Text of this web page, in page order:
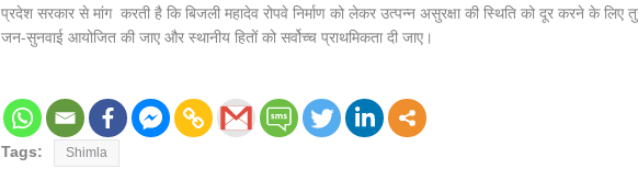
प्रदेश सरकार से मांग करती है कि बिजली महादेव रोपवे निर्माण को लेकर उत्पन्न असुरक्षा की स्थिति को दूर करने के लिए
जन-सुनवाई आयोजित की जाए और स्थानीय हितों को सर्वोच्च प्राथमिकता दी जाए।
Tags: Shimla